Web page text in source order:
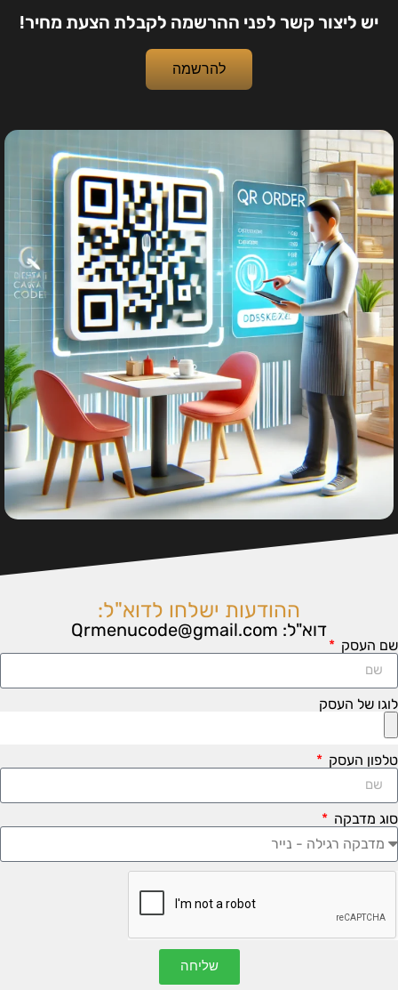
יש ליצור קשר לפני ההרשמה לקבלת הצעת מחיר!
להרשמה
ההודעות ישלחו לדוא"ל:
דוא"ל: Qrmenucode@gmail.com
העסק
של העסק
העסק
מדבקה
שליחה